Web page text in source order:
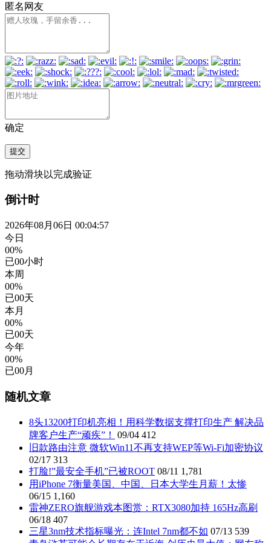
匿名网友
确定
提交
拖动滑块以完成验证
倒计时
2026年08月06日 00:04:58
今日
00%
已00小时
本周
00%
已00天
本月
00%
已00天
今年
00%
已00月
随机文章
8头13200打印机亮相！用科学数据支撑打印生产 解决品
牌客户生产“顽疾”！
09/04 412
旧款路由注意 微软Win11不再支持WEP等Wi-Fi加密协议
02/17 313
打脸!”最安全手机”已被ROOT 08/11 1,781
用iPhone 7衡量美国、中国、日本大学生月薪！太惨
06/15 1,160
雷神ZERO旗舰游戏本图赏：RTX3080加持 165Hz高刷
06/18 407
三星3nm技术指标曝光：连Intel 7nm都不如 07/13 539